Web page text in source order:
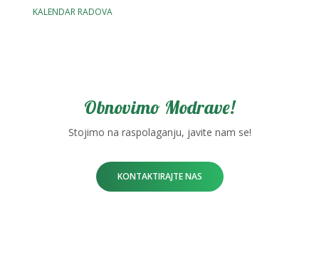
KALENDAR RADOVA
Obnovimo Modrave!
Stojimo na raspolaganju, javite nam se!
KONTAKTIRAJTE NAS